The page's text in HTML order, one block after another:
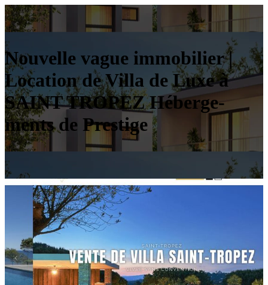
Nouvelle vague immobilier |
Location de Villa de Luxe à
SAINT TROPEZ Héber­ge­
ments de Prestige